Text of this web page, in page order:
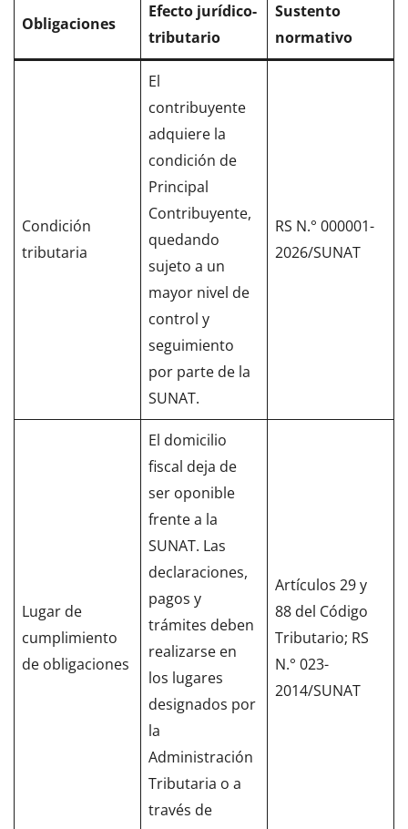
Obligaciones
Efecto jurídico-
tributario
Sustento
normativo
Condición
tributaria
El
contribuyente
adquiere la
condición de
Principal
Contribuyente,
quedando
sujeto a un
mayor nivel de
control y
seguimiento
por parte de la
SUNAT.
RS N.° 000001-
2026/SUNAT
Lugar de
cumplimiento
de obligaciones
El domicilio
fiscal deja de
ser oponible
frente a la
SUNAT. Las
declaraciones,
pagos y
trámites deben
realizarse en
los lugares
designados por
la
Administración
Tributaria o a
través de
Artículos 29 y
88 del Código
Tributario; RS
N.° 023-
2014/SUNAT